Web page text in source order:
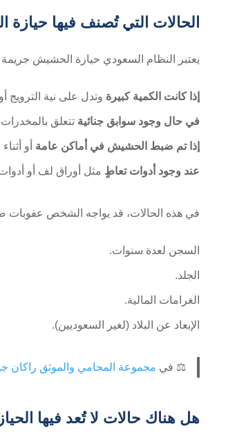
الحالات التي تُصنف فيها
يعتبر النظام السعودي حيازة الحشيش جريمة
إذا كانت الكمية كبيرة وتدل على نية الترويج أو
في حال وجود سوابق جنائية تتعلق
إذا تم ضبط الحشيش في أماكن عامة أو
عند وجود أدوات تعاطٍ مثل أوراق لف أو
في هذه الحالات، قد يواجه الشخص عقوبات
السجن لعدة سنوات.
الجلد.
الغرامات المالية.
الإبعاد عن البلاد (لغير السعوديين).
⚖️ في مجموعة المحامي والموثق راكان
هل هناك حالات لا تُعد فيها